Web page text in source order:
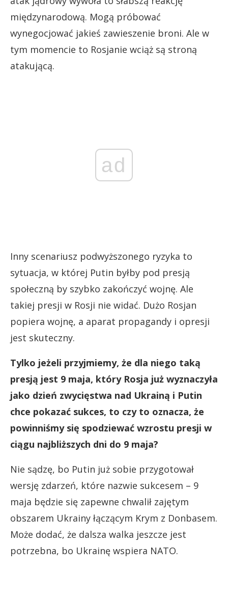
międzynarodową. Mogą próbować
wynegocjować jakieś zawieszenie broni. Ale w
tym momencie to Rosjanie wciąż są stroną
atakującą.
ad
Inny scenariusz podwyższonego ryzyka to
sytuacja, w której Putin byłby pod presją
społeczną by szybko zakończyć wojnę. Ale
takiej presji w Rosji nie widać. Dużo Rosjan
popiera wojnę, a aparat propagandy i opresji
jest skuteczny.
Tylko jeżeli przyjmiemy, że dla niego taką
presją jest 9 maja, który Rosja już wyznaczyła
jako dzień zwycięstwa nad Ukrainą i Putin
chce pokazać sukces, to czy to oznacza, że
powinniśmy się spodziewać wzrostu presji w
ciągu najbliższych dni do 9 maja?
Nie sądzę, bo Putin już sobie przygotował
wersję zdarzeń, które nazwie sukcesem – 9
maja będzie się zapewne chwalił zajętym
obszarem Ukrainy łączącym Krym z Donbasem.
Może dodać, że dalsza walka jeszcze jest
potrzebna, bo Ukrainę wspiera NATO.